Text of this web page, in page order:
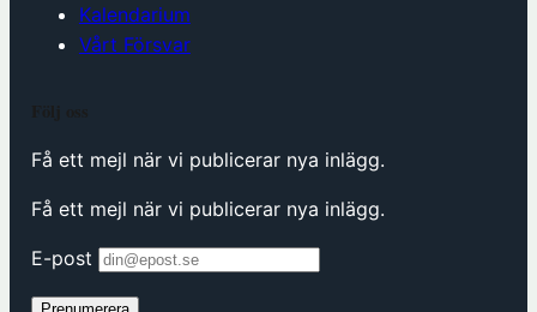
Kalendarium
Vårt Försvar
Få ett mejl när vi publicerar nya inlägg.
Få ett mejl när vi publicerar nya inlägg.
E-post